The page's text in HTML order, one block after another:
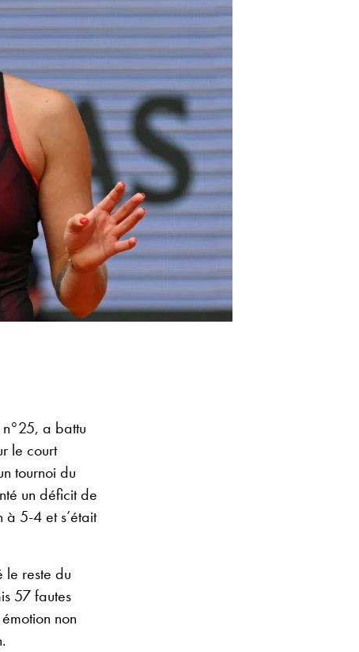
n°25, a battu
le court
tournoi du
un déficit de
5-4 et s’était
le reste du
57 fautes
non